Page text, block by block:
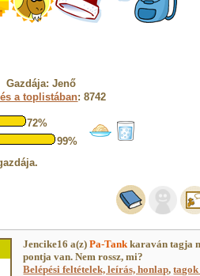
Jenő
a toplistában: 8742
72%
99%
Jencike16 a(z)Pa-Tankkaraván tagja
pontja van. Nem rossz, mi?
Belépési feltételek, leírás, honlap,